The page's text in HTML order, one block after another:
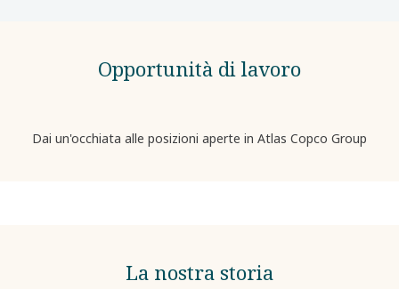
Opportunità di lavoro
Dai un'occhiata alle posizioni aperte in Atlas Copco Group
La nostra storia